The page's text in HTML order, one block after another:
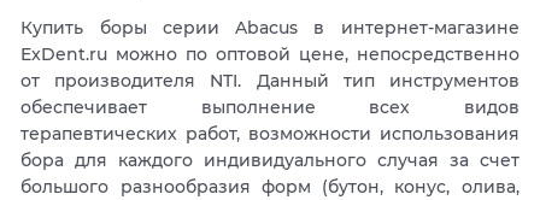
Купить боры серии Abacus в интернет-магазине
ExDent.ru можно по оптовой цене, непосредственно
от производителя NTI. Данный тип инструментов
обеспечивает выполнение всех видов
терапевтических работ, возможности использования
бора для каждого индивидуального случая за счет
большого разнообразия форм (бутон, конус, олива,